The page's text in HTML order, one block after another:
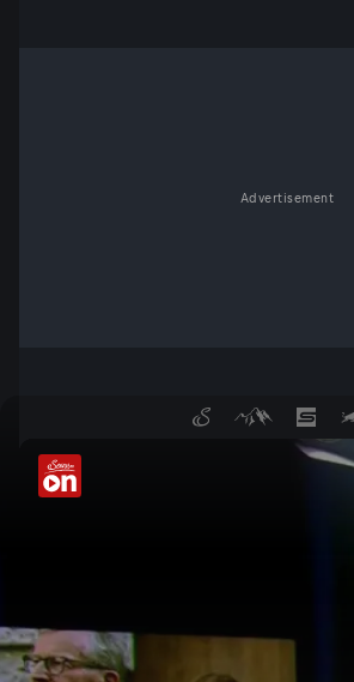
Advertisement
Wahl in Salzburg: